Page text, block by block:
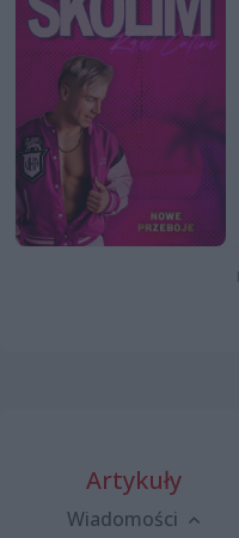
Artykuły
Wiadomości